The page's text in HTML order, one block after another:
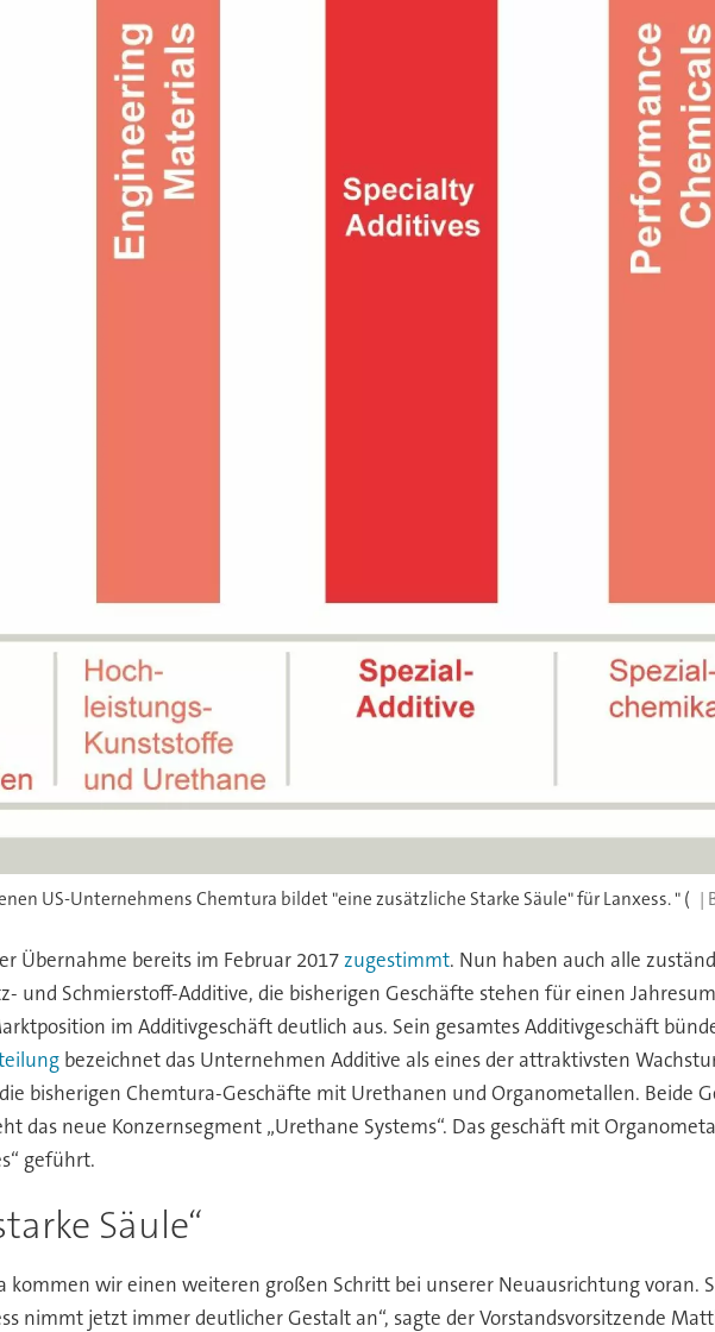
US-Unternehmens Chemtura bildet "eine zusätzliche Starke Säule" für Lanxess. " (
Übernahme bereits im Februar 2017zugestimmt. Nun haben auch alle
und Schmierstoff-Additive, die bisherigen Geschäfte stehen für einen
im Additivgeschäft deutlich aus. Sein gesamtes Additivgeschäft
bezeichnet das Unternehmen Additive als eines der attraktivsten
bisherigen Chemtura-Geschäfte mit Urethanen und Organometallen. Beide
das neue Konzernsegment „Urethane Systems“. Das geschäft mit
geführt.
Säule“
kommen wir einen weiteren großen Schritt bei unserer Neuausrichtung voran.
nimmt jetzt immer deutlicher Gestalt an“, sagte der Vorstandsvorsitzende